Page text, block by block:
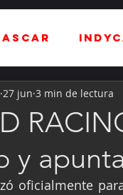
y
27 jun 3 min de lectura
oficialmente